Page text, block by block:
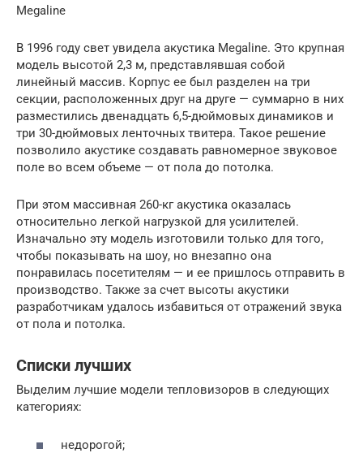
Megaline
В 1996 году свет увидела акустика Megaline. Это крупная
модель высотой 2,3 м, представлявшая собой
линейный массив. Корпус ее был разделен на три
секции, расположенных друг на друге — суммарно в них
разместились двенадцать 6,5-дюймовых динамиков и
три 30-дюймовых ленточных твитера. Такое решение
позволило акустике создавать равномерное звуковое
поле во всем объеме — от пола до потолка.
При этом массивная 260-кг акустика оказалась
относительно легкой нагрузкой для усилителей.
Изначально эту модель изготовили только для того,
чтобы показывать на шоу, но внезапно она
понравилась посетителям — и ее пришлось отправить в
производство. Также за счет высоты акустики
разработчикам удалось избавиться от отражений звука
от пола и потолка.
Списки лучших
Выделим лучшие модели тепловизоров в следующих
категориях:
недорогой;